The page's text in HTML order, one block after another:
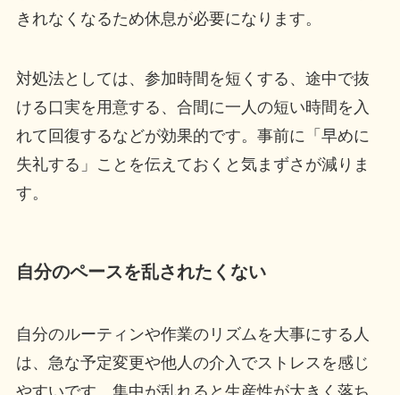
きれなくなるため休息が必要になります。
対処法としては、参加時間を短くする、途中で抜
ける口実を用意する、合間に一人の短い時間を入
れて回復するなどが効果的です。事前に「早めに
失礼する」ことを伝えておくと気まずさが減りま
す。
自分のペースを乱されたくない
自分のルーティンや作業のリズムを大事にする人
は、急な予定変更や他人の介入でストレスを感じ
やすいです。集中が乱れると生産性が大きく落ち